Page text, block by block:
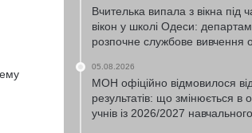
Вчителька випала з вікна під
вікон у школі Одеси:
розпочне службове вивчення
05.08.2026
МОН офіційно відмовилося
результатів: що змінюється в
учнів із 2026/2027